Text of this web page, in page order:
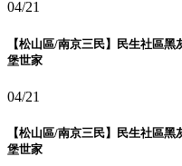
04/21
【松山區/南京三民】民生社區
堡世家
04/21
【松山區/南京三民】民生社區
堡世家